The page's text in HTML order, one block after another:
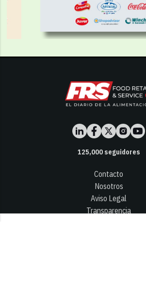
125,000seguidores
Contacto
Nosotros
Aviso Legal
Transparencia